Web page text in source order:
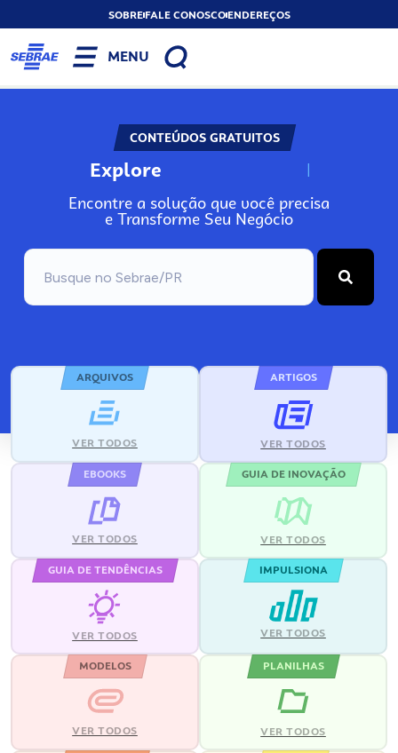
SOBREFALE CONOSCOENDEREÇOS
MENU
CONTEÚDOS GRATUITOS
Explore N
Encontre a solução que você precisa
e Transforme Seu Negócio
ARQUIVOS
VER TODOS
ARTIGOS
VER TODOS
EBOOKS
VER TODOS
GUIA DE INOVAÇÃO
VER TODOS
GUIA DE TENDÊNCIAS
VER TODOS
IMPULSIONA
VER TODOS
MODELOS
VER TODOS
PLANILHAS
VER TODOS